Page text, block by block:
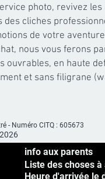
photo, revivez
des cliches
de votre
nous vous ferons
ouvrables, en haute
et sans filigrane
- Numéro CITQ : 605673
info aux parents
Liste des choses
Heure d'arrivée le